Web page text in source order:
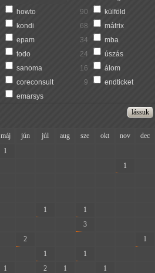
howto 90
külföld
kondi 68
mátrix
epam 34
mba
todo 24
úszás
sanoma 16
álom
coreconsult 9
endticket
emarsys
máj jún júl aug sze okt nov
dec
1
1
1 1
3
2
1
1 1
1 2 1 1